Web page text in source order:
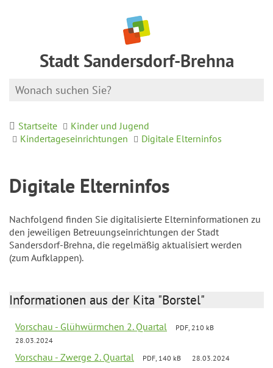
Stadt Sandersdorf-Brehna
Startseite
Kinder und Jugend
Kindertageseinrichtungen
Digitale Elterninfos
Digitale Elterninfos
Nachfolgend finden Sie digitalisierte Elterninformationen zu
den jeweiligen Betreuungseinrichtungen der Stadt
Sandersdorf-Brehna, die regelmäßig aktualisiert werden
(zum Aufklappen).
Informationen aus der Kita "Borstel"
Vorschau - Glühwürmchen 2. Quartal
PDF, 210 kB
28.03.2024
Vorschau - Zwerge 2. Quartal PDF, 140 kB 28.03.2024